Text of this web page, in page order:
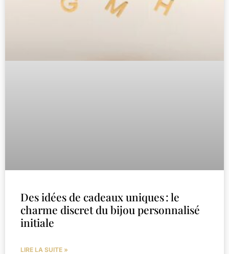
Des idées de cadeaux uniques : le
charme discret du bijou personnalisé
initiale
LIRE LA SUITE »